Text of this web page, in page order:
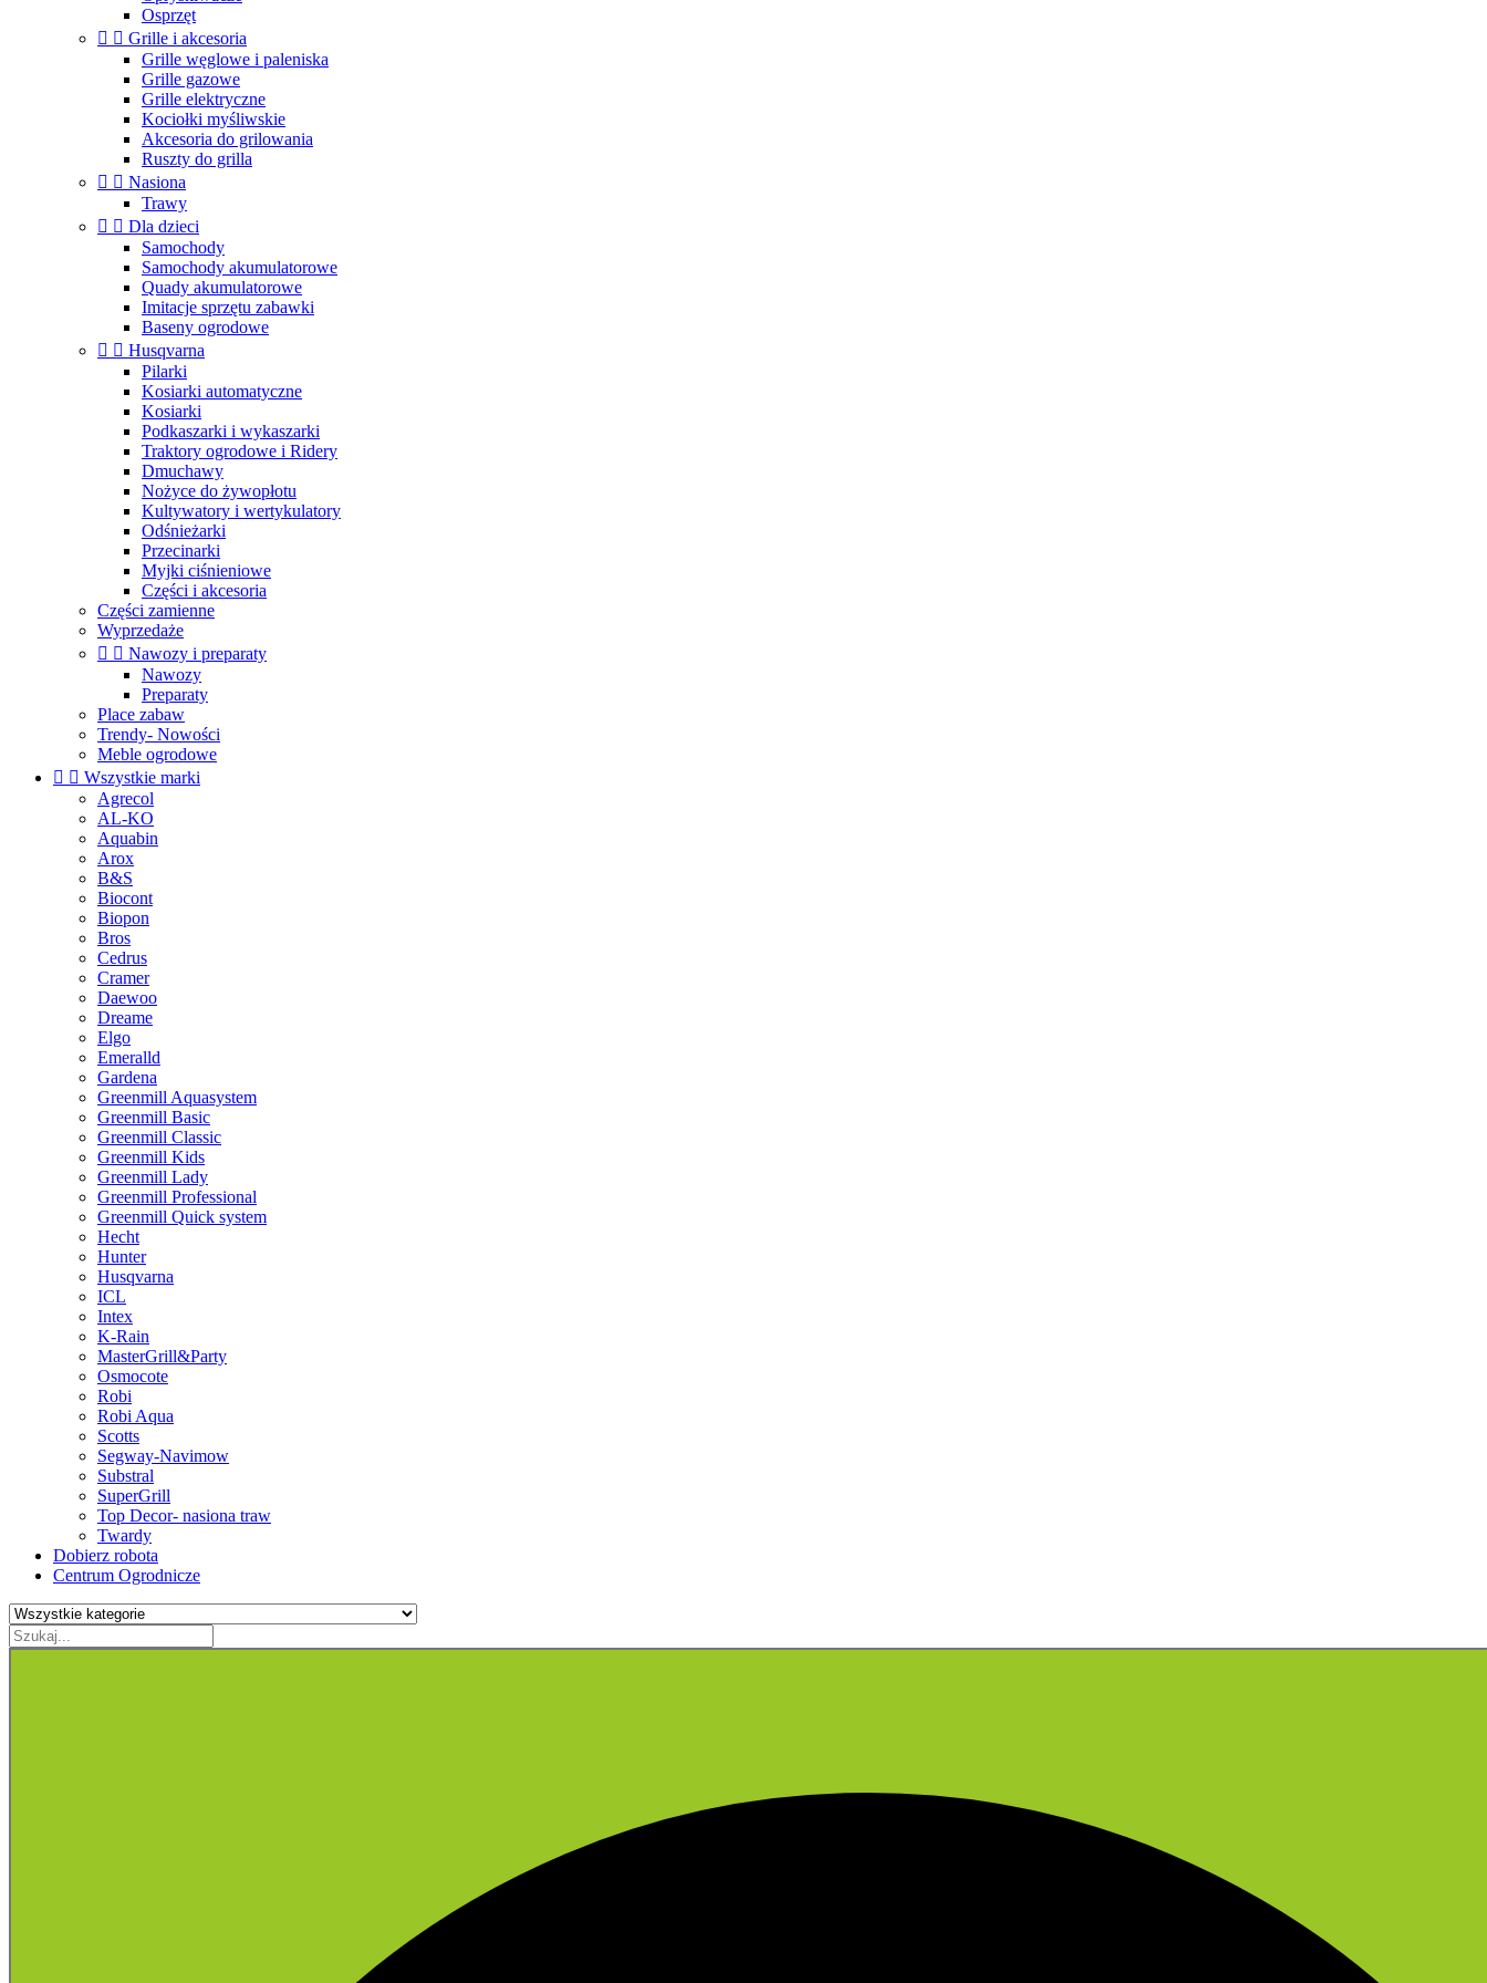
Osprzęt
  Grille i akcesoria
Grille węglowe i paleniska
Grille gazowe
Grille elektryczne
Kociołki myśliwskie
Akcesoria do grilowania
Ruszty do grilla
  Nasiona
Trawy
  Dla dzieci
Samochody
Samochody akumulatorowe
Quady akumulatorowe
Imitacje sprzętu zabawki
Baseny ogrodowe
  Husqvarna
Pilarki
Kosiarki automatyczne
Kosiarki
Podkaszarki i wykaszarki
Traktory ogrodowe i Ridery
Dmuchawy
Nożyce do żywopłotu
Kultywatory i wertykulatory
Odśnieżarki
Przecinarki
Myjki ciśnieniowe
Części i akcesoria
Części zamienne
Wyprzedaże
  Nawozy i preparaty
Nawozy
Preparaty
Place zabaw
Trendy- Nowości
Meble ogrodowe
  Wszystkie marki
Agrecol
AL-KO
Aquabin
Arox
B&S
Biocont
Biopon
Bros
Cedrus
Cramer
Daewoo
Dreame
Elgo
Emeralld
Gardena
Greenmill Aquasystem
Greenmill Basic
Greenmill Classic
Greenmill Kids
Greenmill Lady
Greenmill Professional
Greenmill Quick system
Hecht
Hunter
Husqvarna
ICL
Intex
K-Rain
MasterGrill&Party
Osmocote
Robi
Robi Aqua
Scotts
Segway-Navimow
Substral
SuperGrill
Top Decor- nasiona traw
Twardy
Dobierz robota
Centrum Ogrodnicze